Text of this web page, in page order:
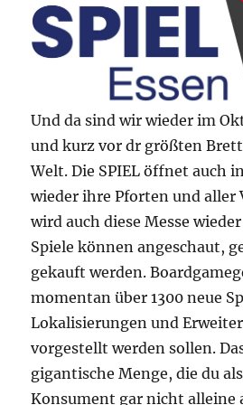
Und da sind wir wieder im
und kurz vor dr größten
Welt. Die SPIEL öffnet auch
wieder ihre Pforten und aller
wird auch diese Messe
Spiele können angeschaut,
gekauft werden.
momentan über 1300 neue
Lokalisierungen und
vorgestellt werden sollen.
gigantische Menge, die du
Konsument gar nicht alleine